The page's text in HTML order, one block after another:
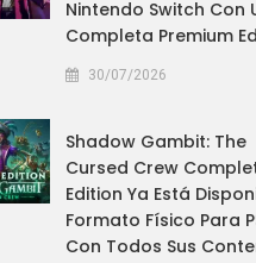
Nintendo Switch Con
Completa Premium
30/07/2026
Shadow Gambit: The
Cursed Crew
Edition Ya Está
Formato Físico Para
Con Todos Sus